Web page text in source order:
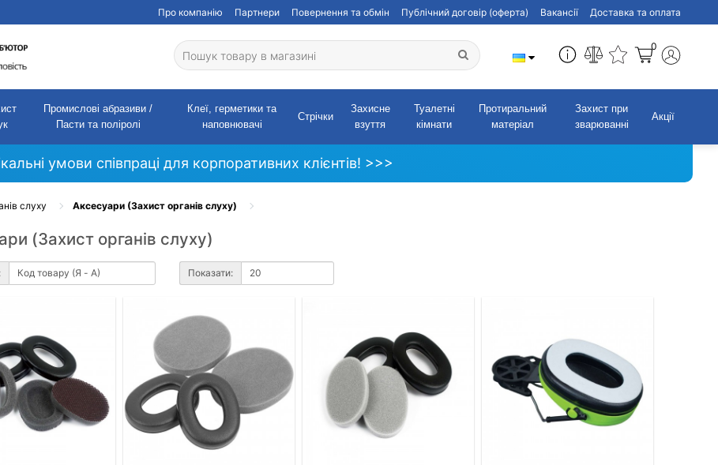
Про компанію Партнери Повернення та обмін Публічний договір (оферта) Вакансії Доставка та оплата
0
Промислові абразиви /
Пасти та поліролі
Клеї, герметики та
наповнювачі
Стрічки
Захисне
взуття
Туалетні
кімнати
Протиральний
матеріал
Захист при
зварюванні
Акції
умови співпраці для корпоративних клієнтів! >>>
слуху Аксесуари (Захист органів слуху)
(Захист органів слуху)
Показати: